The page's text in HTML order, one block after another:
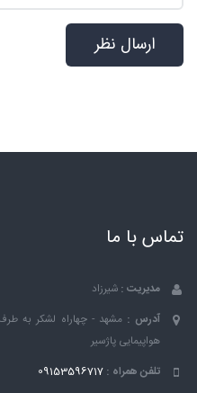
تماس با ما
مدیریت : شیرزاد
آدرس : مشهد - چهاراه لشکر به
هواپیمایی پاژسیر
تلفن همراه : 09153596717